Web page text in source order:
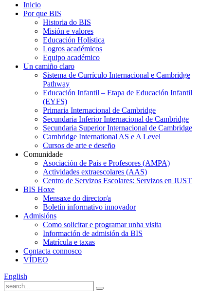
Inicio
Por que BIS
Historia do BIS
Misión e valores
Educación Holística
Logros académicos
Equipo académico
Un camiño claro
Sistema de Currículo Internacional e Cambridge
Pathway
Educación Infantil – Etapa de Educación Infantil
(EYFS)
Primaria Internacional de Cambridge
Secundaria Inferior Internacional de Cambridge
Secundaria Superior Internacional de Cambridge
Cambridge International AS e A Level
Cursos de arte e deseño
Comunidade
Asociación de Pais e Profesores (AMPA)
Actividades extraescolares (AAS)
Centro de Servizos Escolares: Servizos en JUST
BIS Hoxe
Mensaxe do director/a
Boletín informativo innovador
Admisións
Como solicitar e programar unha visita
Información de admisión da BIS
Matrícula e taxas
Contacta connosco
VÍDEO
English